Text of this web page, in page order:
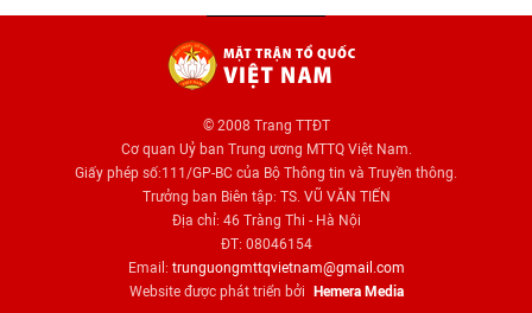
© 2008 Trang TTĐT
Cơ quan Uỷ ban Trung ương MTTQ Việt Nam.
Giấy phép số:111/GP-BC của Bộ Thông tin và Truyền thông.
Trưởng ban Biên tập: TS. VŨ VĂN TIẾN
Địa chỉ: 46 Tràng Thi - Hà Nội
ĐT: 08046154
Email: trunguongmttqvietnam@gmail.com
Website được phát triển bởi Hemera Media